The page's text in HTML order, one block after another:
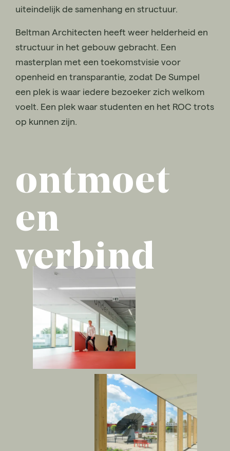
uiteindelijk de samenhang en structuur.
Beltman Architecten heeft weer helderheid en
structuur in het gebouw gebracht. Een
masterplan met een toekomstvisie voor
openheid en transparantie, zodat De Sumpel
een plek is waar iedere bezoeker zich welkom
voelt. Een plek waar studenten en het ROC trots
op kunnen zijn.
ontmoet
en
verbind